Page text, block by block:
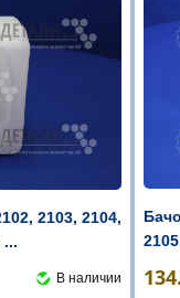
2103, 2104,
...
В наличии